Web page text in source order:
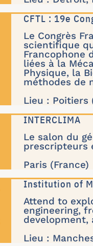
CFTL : 19e
Le Congrès
scientifique
Francophone
liées à la
Physique, la
méthodes de
Lieu : Poitiers
INTERCLIMA
Le salon du
prescripteurs
Paris (France)
Institution of
Attend to
engineering,
development,
Lieu :